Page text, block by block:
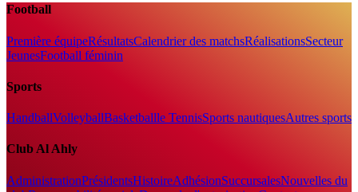
Football
Première équipeRésultatsCalendrier des matchsRéalisationsSecteur
JeunesFootball féminin
Sports
HandballVolleyballBasketballle TennisSports nautiquesAutres sports
Club Al Ahly
AdministrationPrésidentsHistoireAdhésionSuccursalesNouvelles du